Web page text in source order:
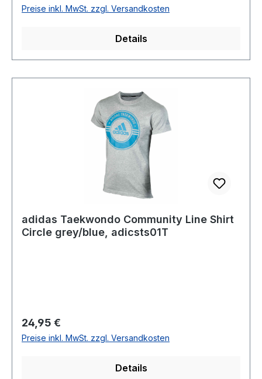
Preise inkl. MwSt. zzgl. Versandkosten
Details
adidas Taekwondo Community Line Shirt
Circle grey/blue, adicsts01T
Regulärer Preis:
24,95 €
Preise inkl. MwSt. zzgl. Versandkosten
Details